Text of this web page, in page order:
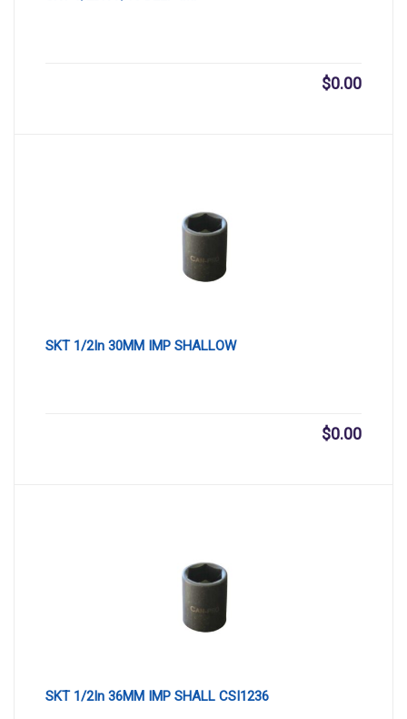
$0.00
SKT 1/2In 30MM IMP SHALLOW
$0.00
SKT 1/2In 36MM IMP SHALL CSI1236